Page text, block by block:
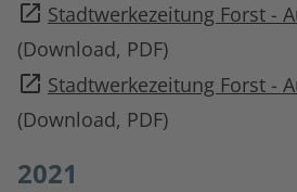
Stadtwerkezeitung Forst -
(Download, PDF)
Stadtwerkezeitung Forst -
(Download, PDF)
2021